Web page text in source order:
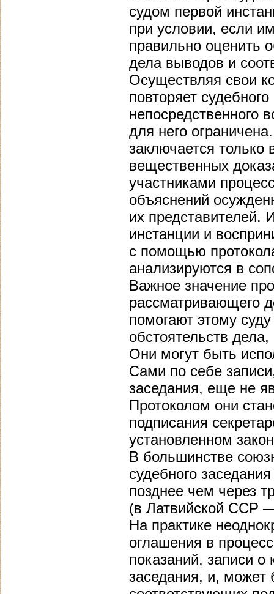
судом первой
при условии, если
правильно оценить
дела выводов и
Осуществляя свои
повторяет
непосредственного
для него
заключается
вещественных
участниками
объяснений
их представителей.
инстанции и
с помощью
анализируются в
Важное значение
рассматривающего
помогают этому
обстоятельств
Они могут быть
Сами по себе
заседания, еще не
Протоколом они
подписания
установленном
В большинстве
судебного
позднее чем через
(в Латвийской ССР
На практике
оглашения в
показаний, записи о
заседания, и, может